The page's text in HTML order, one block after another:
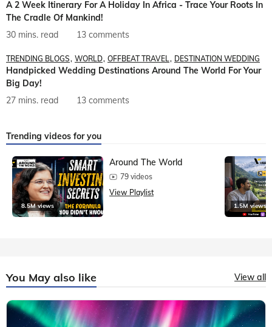
A 2 Week Itinerary For A Holiday In Africa - Trace Your Roots In
The Cradle Of Mankind!
30 mins. read
13 comments
TRENDING BLOGS WORLD OFFBEAT TRAVEL DESTINATION WEDDING
Handpicked Wedding Destinations Around The World For Your
Big Day!
27 mins. read
13 comments
Trending videos for you
8.5M views
Around The World
79 videos
View Playlist
1.5M views
You May also like View all